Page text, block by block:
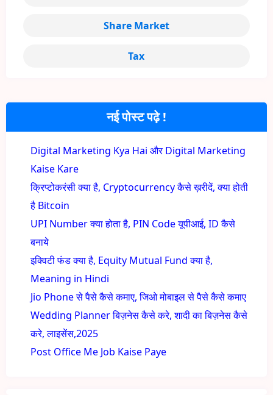
नई पोस्ट पढ़े !
Digital Marketing Kya Hai और Digital Marketing
Kaise Kare
क्रिप्टोकरंसी क्या है, Cryptocurrency कैसे ख़रीदें, क्या होती
है Bitcoin
UPI Number क्या होता है, PIN Code यूपीआई, ID कैसे
बनाये
इक्विटी फंड क्या है, Equity Mutual Fund क्या है,
Meaning in Hindi
Jio Phone से पैसे कैसे कमाए, जिओ मोबाइल से पैसे कैसे कमाए
Wedding Planner बिज़नेस कैसे करे, शादी का बिज़नेस कैसे
करे, लाइसेंस,2025
Post Office Me Job Kaise Paye
Share Market
Tax